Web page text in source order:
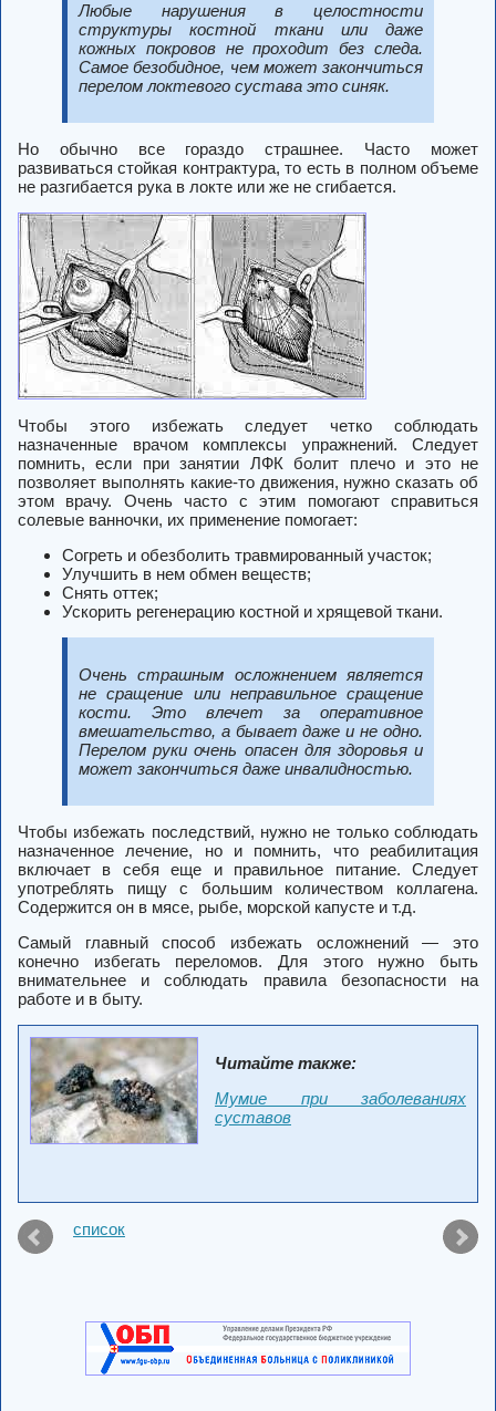
Любые нарушения в целостности
структуры костной ткани или даже
кожных покровов не проходит без следа.
Самое безобидное, чем может закончиться
перелом локтевого сустава это синяк.
Но обычно все гораздо страшнее. Часто может
развиваться стойкая контрактура, то есть в полном объеме
не разгибается рука в локте или же не сгибается.
Чтобы этого избежать следует четко соблюдать
назначенные врачом комплексы упражнений. Следует
помнить, если при занятии ЛФК болит плечо и это не
позволяет выполнять какие-то движения, нужно сказать об
этом врачу. Очень часто с этим помогают справиться
солевые ванночки, их применение помогает:
Согреть и обезболить травмированный участок;
Улучшить в нем обмен веществ;
Снять оттек;
Ускорить регенерацию костной и хрящевой ткани.
Очень страшным осложнением является
не сращение или неправильное сращение
кости. Это влечет за оперативное
вмешательство, а бывает даже и не одно.
Перелом руки очень опасен для здоровья и
может закончиться даже инвалидностью.
Чтобы избежать последствий, нужно не только соблюдать
назначенное лечение, но и помнить, что реабилитация
включает в себя еще и правильное питание. Следует
употреблять пищу с большим количеством коллагена.
Содержится он в мясе, рыбе, морской капусте и т.д.
Самый главный способ избежать осложнений — это
конечно избегать переломов. Для этого нужно быть
внимательнее и соблюдать правила безопасности на
работе и в быту.
Читайте также:
Мумие при заболеваниях
суставов
список